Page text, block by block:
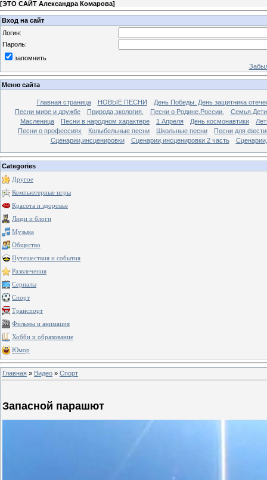
[ЭТО САЙТ Александра Комарова]
Вход на сайт
Логин:
Пароль:
запомнить
Меню сайта
Главная страница НОВЫЕ ПЕСНИ
День Победы. День защитника
Песни мире и дружбе
Природа,экология. Песни о Родине.России.
Масленица
Песни в народном характере 1 Апреля День космонавтики
Песни о профессиях
Колыбельные песни Школьные песни
Песни для
Сценарии,инсценировки
Сценарии,инсценировки 2 часть
Categories
Другое
Компьютерные игры
Красота и здоровье
Люди и блоги
Музыка
Общество
Путешествия и события
Развлечения
Сериалы
Спорт
Транспорт
Фильмы и анимация
Хобби и образование
Юмор
Главная » Видео » Спорт
Запасной парашют